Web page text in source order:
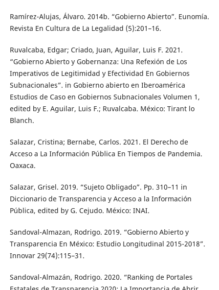
Ramírez-Alujas, Álvaro. 2014b. “Gobierno Abierto”. Eunomía.
Revista En Cultura de La Legalidad (5):201–16.
Ruvalcaba, Edgar; Criado, Juan, Aguilar, Luis F. 2021.
“Gobierno Abierto y Gobernanza: Una Refexión de Los
Imperativos de Legitimidad y Efectividad En Gobiernos
Subnacionales”. in Gobierno abierto en Iberoamérica
Estudios de Caso en Gobiernos Subnacionales Volumen 1,
edited by E. Aguilar, Luis F.; Ruvalcaba. México: Tirant lo
Blanch.
Salazar, Cristina; Bernabe, Carlos. 2021. El Derecho de
Acceso a La Información Pública En Tiempos de Pandemia.
Oaxaca.
Salazar, Grisel. 2019. “Sujeto Obligado”. Pp. 310–11 in
Diccionario de Transparencia y Acceso a la Información
Pública, edited by G. Cejudo. México: INAI.
Sandoval-Almazan, Rodrigo. 2019. “Gobierno Abierto y
Transparencia En México: Estudio Longitudinal 2015-2018”.
Innovar 29(74):115–31.
Sandoval-Almazán, Rodrigo. 2020. “Ranking de Portales